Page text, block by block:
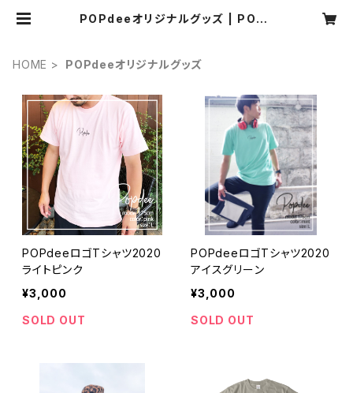
POPdeeオリジナルグッズ | POPd
HOME POPdeeオリジナルグッズ
POPdeeロゴTシャツ2020
ライトピンク
¥3,000
SOLD OUT
POPdeeロゴTシャツ2020
アイスグリーン
¥3,000
SOLD OUT